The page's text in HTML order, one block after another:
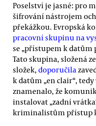
Poselství je jasné: pro
šifrování nástrojem
překážkou. Evropská
pracovní skupinu na
se „přístupem k datům
Tato skupina, složená
složek, doporučila
k datům „en clair“,
znamenalo, že
instalovat „zadní
kriminalistům přístup